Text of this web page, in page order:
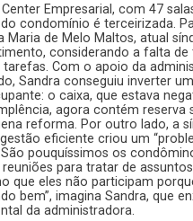
Empresarial, com 47
condomínio é terceirizada.
Maria de Melo Maltos, atual
considerando a falta de
Com o apoio da
Sandra conseguiu inverter
o caixa, que estava
agora contém reserva
reforma. Por outro lado, a
eficiente criou um
pouquíssimos os
para tratar de
que eles não participam
bem”, imagina Sandra, que
da administradora.